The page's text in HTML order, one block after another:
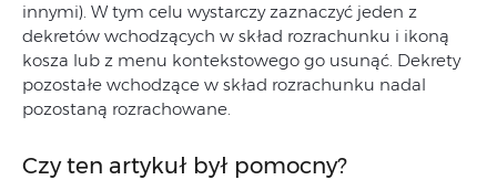
innymi). W tym celu wystarczy zaznaczyć jeden z
dekretów wchodzących w skład rozrachunku i ikoną
kosza lub z menu kontekstowego go usunąć. Dekrety
pozostałe wchodzące w skład rozrachunku nadal
pozostaną rozrachowane.
Czy ten artykuł był pomocny?